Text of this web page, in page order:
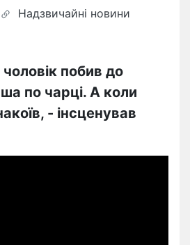
Надзвичайні новини
побив до
по чарці. А коли
- інсценував